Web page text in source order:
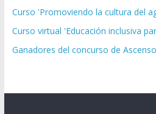
Curso 'Promoviendo la cultura del
Curso virtual 'Educación inclusiva
Ganadores del concurso de